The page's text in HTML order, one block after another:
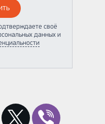
своё
данных и